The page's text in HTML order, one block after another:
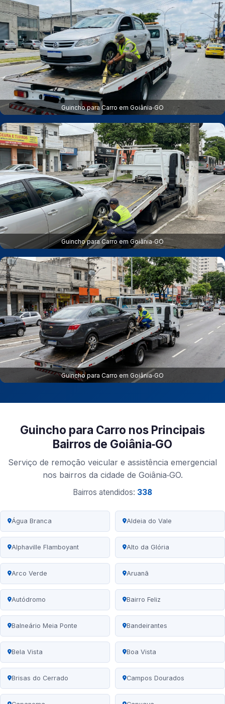
Guincho para Carro em Goiânia‑GO
Guincho para Carro em Goiânia‑GO
Guincho para Carro em Goiânia‑GO
Guincho para Carro nos Principais
Bairros de Goiânia‑GO
Serviço de remoção veicular e assistência emergencial
nos bairros da cidade de Goiânia‑GO.
Bairros atendidos: 338
Água Branca Aldeia do Vale
Alphaville Flamboyant Alto da Glória
Arco Verde Aruanã
Autódromo Bairro Feliz
Balneário Meia Ponte Bandeirantes
Bela Vista Boa Vista
Brisas do Cerrado Campos Dourados